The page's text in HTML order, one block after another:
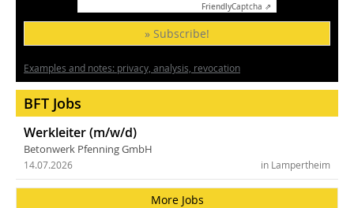
FriendlyCaptcha ⇗
» Subscribe!
Examples and notes: privacy, analysis, revocation
BFT Jobs
Werkleiter (m/w/d)
Betonwerk Pfenning GmbH
in Lampertheim
14.07.2026
More Jobs